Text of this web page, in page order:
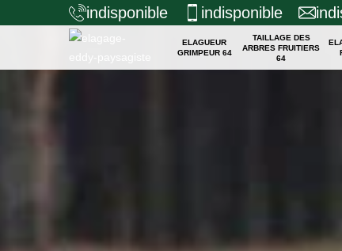
indisponible indisponible
ELAGUEUR
GRIMPEUR 64
TAILLAGE DES
ARBRES FRUITIERS
64